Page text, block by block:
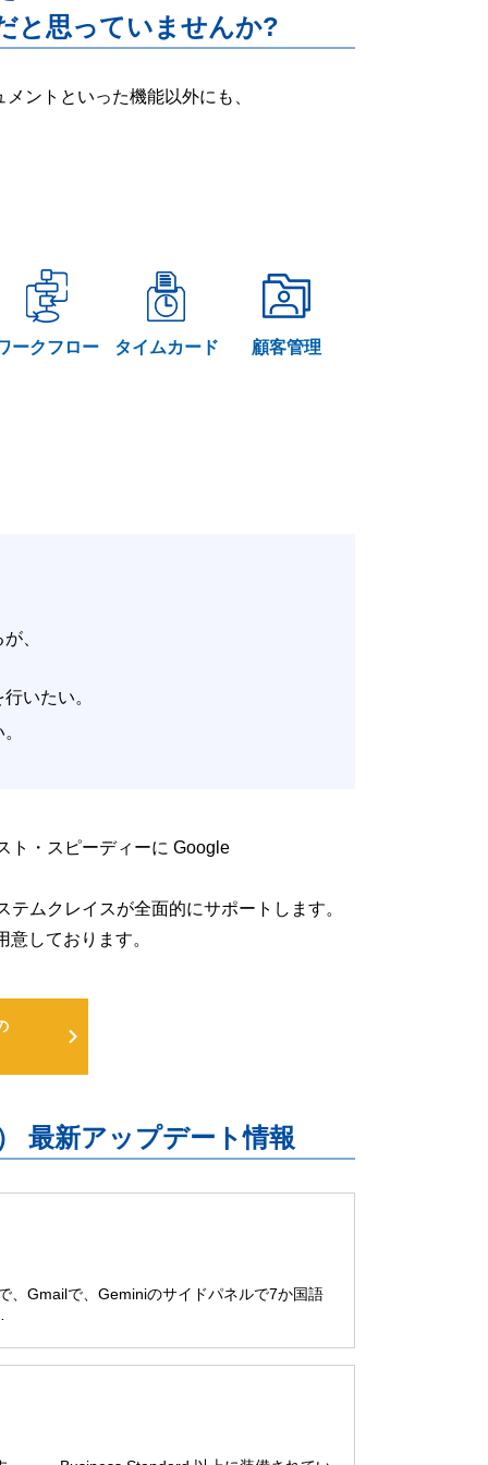
と思っていませんか?
ントといった機能以外にも、
ークフロー タイムカード 顧客管理
、
いたい。
ト・スピーディーに Google
ムクレイスが全面的にサポートします。
しております。
最新アップデート情報
、Gmailで、Geminiのサイドパネルで7か国語